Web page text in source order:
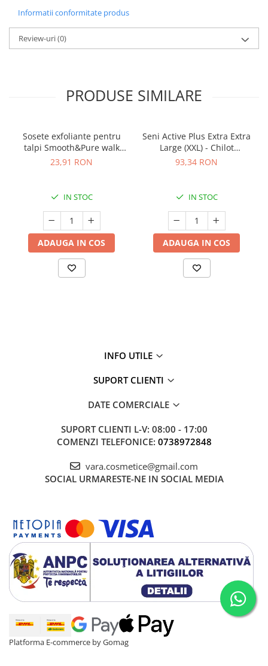
Informatii conformitate produs
Review-uri(0)
PRODUSE SIMILARE
Sosete exfoliante pentru
talpi Smooth&Pure walk
free
23,91 RON
IN STOC
ADAUGA IN COS
Seni Active Plus Extra Extra
Large (XXL) - Chilot
Absorbant pentru Adulți (10
93,34 RON
IN STOC
ADAUGA IN COS
INFO UTILE
SUPORT CLIENTI
DATE COMERCIALE
SUPORT CLIENTI L-V: 08:00 - 17:00
COMENZI TELEFONICE: 0738972848
vara.cosmetice@gmail.com
SOCIAL URMARESTE-NE IN SOCIAL MEDIA
Platforma E-commerce by Gomag